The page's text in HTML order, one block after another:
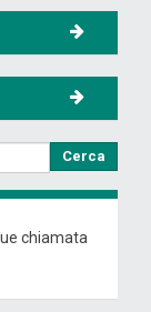
Cerca
chiamata